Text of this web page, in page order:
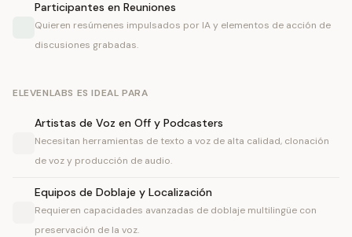
Participantes en Reuniones
Quieren resúmenes impulsados por IA y elementos de acción de
discusiones grabadas.
ELEVENLABS ES IDEAL PARA
Artistas de Voz en Off y Podcasters
Necesitan herramientas de texto a voz de alta calidad, clonación
de voz y producción de audio.
Equipos de Doblaje y Localización
Requieren capacidades avanzadas de doblaje multilingüe con
preservación de la voz.